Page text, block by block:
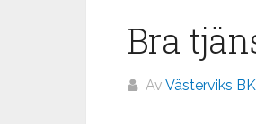
Bra
Av Västerviks BK